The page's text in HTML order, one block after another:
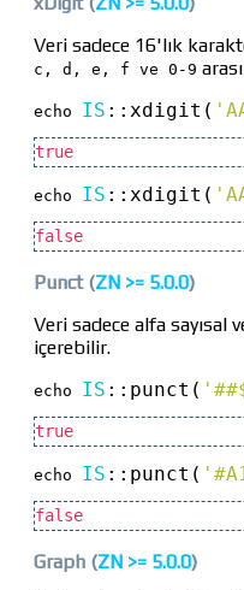
Veri sadece 16'lık
c, d, e, f ve 0-9
echo IS :: xdigit(
true
echo IS :: xdigit(
false
Punct(ZN >= 5.0.0)
Veri sadece alfa sayısal
içerebilir.
echo IS :: punct(
true
echo IS :: punct(
false
Graph (ZN >= 5.0.0)